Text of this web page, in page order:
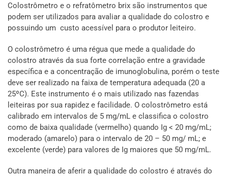
Colostrômetro e o refratômetro brix são instrumentos que
podem ser utilizados para avaliar a qualidade do colostro e
possuindo um custo acessível para o produtor leiteiro.
O colostrômetro é uma régua que mede a qualidade do
colostro através da sua forte correlação entre a gravidade
específica e a concentração de imunoglobulina, porém o teste
deve ser realizado na faixa de temperatura adequada (20 a
25ºC). Este instrumento é o mais utilizado nas fazendas
leiteiras por sua rapidez e facilidade. O colostrômetro está
calibrado em intervalos de 5 mg/mL e classifica o colostro
como de baixa qualidade (vermelho) quando Ig < 20 mg/mL;
moderado (amarelo) para o intervalo de 20 – 50 mg/ mL; e
excelente (verde) para valores de Ig maiores que 50 mg/mL.
Outra maneira de aferir a qualidade do colostro é através do